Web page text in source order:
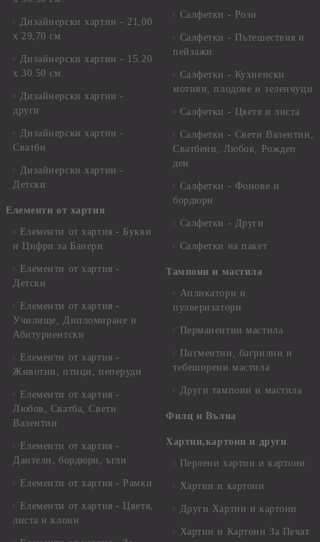
Дизайнерски хартии - 21,00
х 29,70 см
Дизайнерски хартии - 15.20
x 30.50 см.
Дизайнерски хартии -
други
Дизайнерски хартии -
Сватби
Дизайнерски хартии -
Детски
Елементи от хартия
Елементи от хартия - Букви
и Цифри за Банери
Елементи от хартия -
Детски
Елементи от хартия -
Училище, Дипломиране и
Абитуриентски
Елементи от хартия -
Животни, птици, пеперуди
Елементи от хартия -
Любов, Сватба, Свети
Валентин
Елементи от хартия -
Дантели, бордюри, ъгли
Елементи от хартия - Рамки
Елементи от хартия - Цветя,
листа и клони
Салфетки - Рози
Салфетки - Пътешествия и
пейзажи
Салфетки - Кухненски
мотиви, плодове и зеленчуци
Салфетки - Цветя и листа
Салфетки - Свети Валентин,
Сватбени, Любов, Рожден
ден
Салфетки - Фонове и
бордюри
Салфетки - Други
Салфетки на пакет
Тампони и мастила
Апликатори и
пулверизатори
Перманентни мастила
Пигментни, багрилни и
тебеширени мастила
Други тампони и мастила
Филц и Вълна
Хартии,картони и други
Перлени хартии и картони
Хартии и картони
Други Хартии и картони
Хартии и Картони За Печат